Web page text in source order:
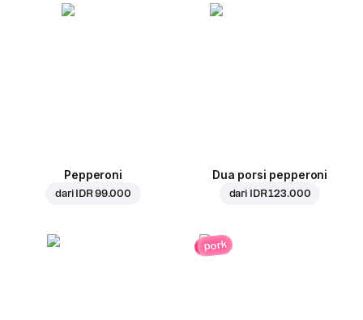
Pepperoni
dari IDR 99.000
Dua porsi pepperoni
dari IDR 123.000
pork